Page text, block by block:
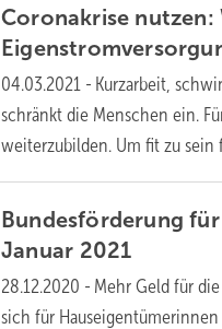
Coronakrise nutzen:
04.03.2021 - Kurzarbeit,
schränkt die Menschen ein.
weiterzubilden. Um fit zu
Bundesförderung
Januar 2021
28.12.2020 - Mehr Geld für
sich für